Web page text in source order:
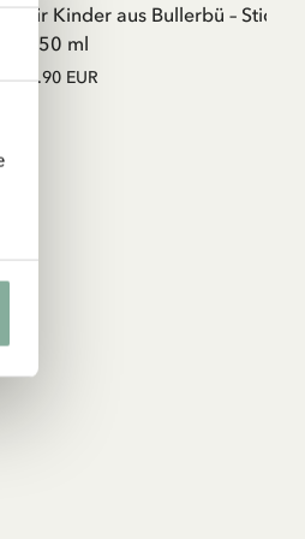
Wir Kinder aus Bullerbü –
350 ml
15.90 EUR